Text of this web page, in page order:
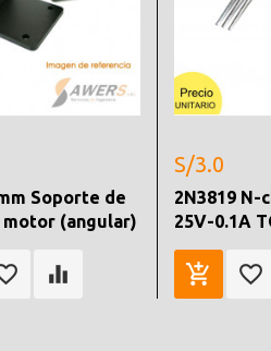
Soporte de
(angular)
S/3.0
2N3819 N-
25V-0.1A